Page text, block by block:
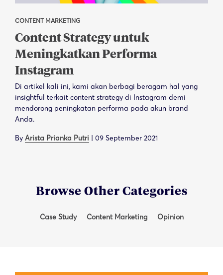
CONTENT MARKETING
Content Strategy untuk
Meningkatkan Performa
Instagram
Di artikel kali ini, kami akan berbagi beragam hal yang
insightful terkait content strategy di Instagram demi
mendorong peningkatan performa pada akun brand
Anda.
By Arista Prianka Putri | 09 September 2021
Browse Other Categories
Case Study Content Marketing Opinion